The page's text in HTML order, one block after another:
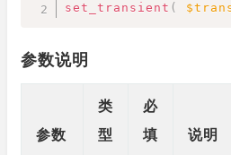
set_transient (
参数说明
参数
类
型
必
填
说明